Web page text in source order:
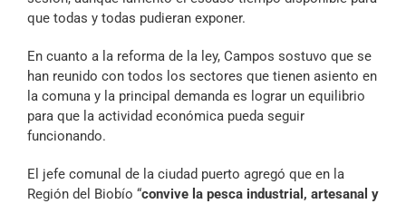
que todas y todas pudieran exponer.
En cuanto a la reforma de la ley, Campos sostuvo que se
han reunido con todos los sectores que tienen asiento en
la comuna y la principal demanda es lograr un equilibrio
para que la actividad económica pueda seguir
funcionando.
El jefe comunal de la ciudad puerto agregó que en la
Región del Biobío “convive la pesca industrial, artesanal y